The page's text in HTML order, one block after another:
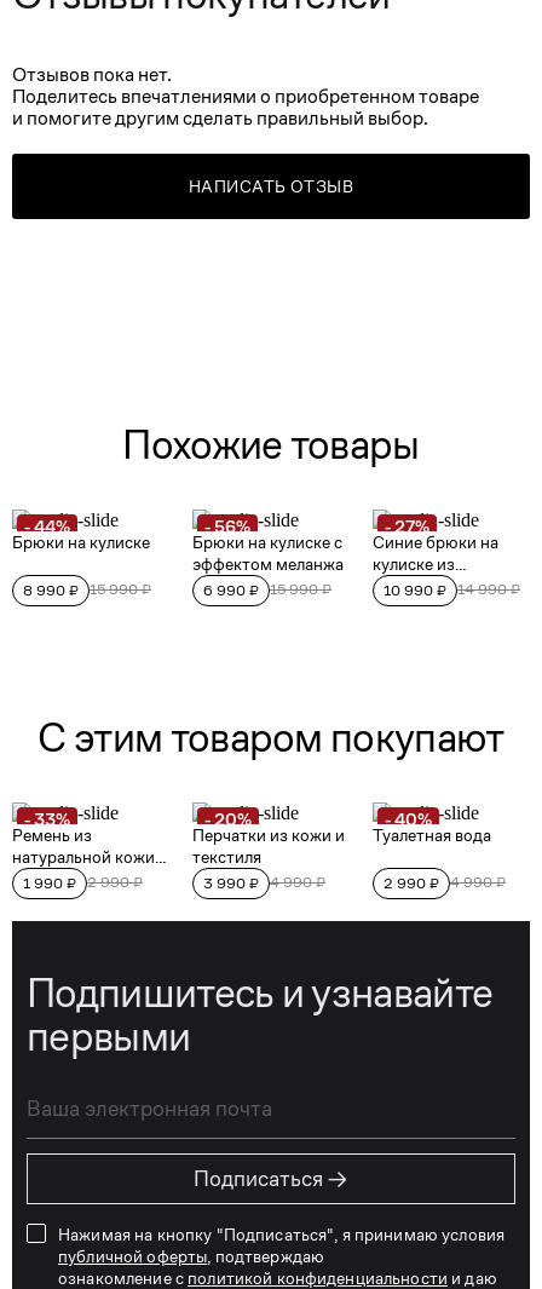
Отзывов пока нет.
Поделитесь впечатлениями о приобретенном товаре
и помогите другим сделать правильный выбор.
НАПИСАТЬ ОТЗЫВ
Подпишитесь и узнавайте
первыми
Подписаться →
Нажимая на кнопку "Подписаться", я принимаю условия
публичной оферты , подтверждаю
ознакомление с политикой конфиденциальности и даю